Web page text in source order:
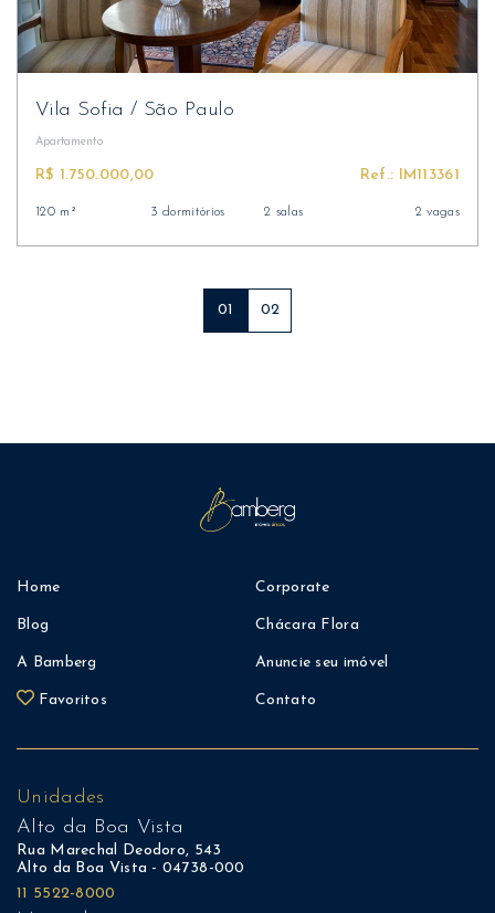
Vila Sofia/ São Paulo
Apartamento
R$ 1.750.000,00 Ref.: IM113361
120 m² 3 dormitórios 2 salas 2 vagas
01 02
Home
Blog
A Bamberg
Favoritos
Corporate
Chácara Flora
Anuncie seu imóvel
Contato
Unidades
Alto da Boa Vista
Rua Marechal Deodoro, 543
Alto da Boa Vista - 04738-000
11 5522-8000